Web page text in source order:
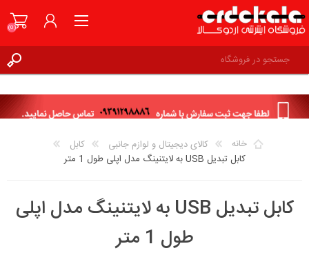
ورود به حساب کاربری
(0)
خانه کالای دیجیتال و لوازم جانبی
کابل
کابل تبدیل USB به لایتنینگ مدل اپلی طول 1 متر
کابل تبدیل USB به لایتنینگ مدل اپلی
طول 1 متر